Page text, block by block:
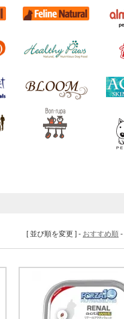
[ 並び順を変更 ] - おすすめ順 -